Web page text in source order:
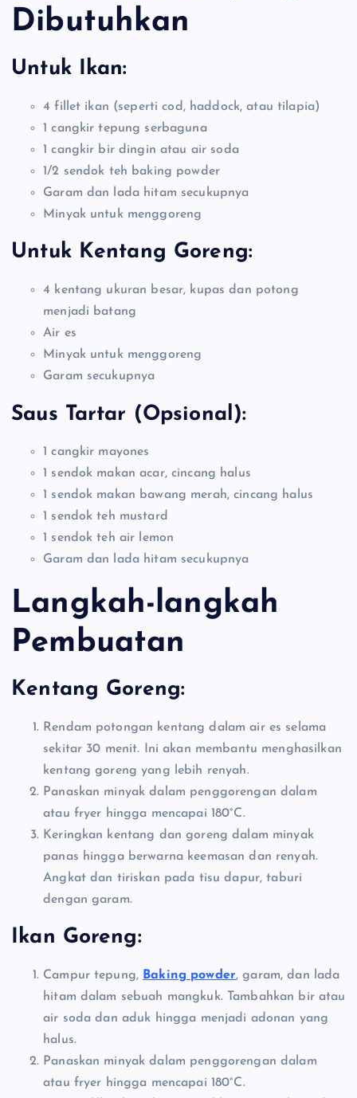
Dibutuhkan
Untuk Ikan:
4 fillet ikan (seperti cod, haddock, atau tilapia)
1 cangkir tepung serbaguna
1 cangkir bir dingin atau air soda
1/2 sendok teh baking powder
Garam dan lada hitam secukupnya
Minyak untuk menggoreng
Untuk Kentang Goreng:
4 kentang ukuran besar, kupas dan potong
menjadi batang
Air es
Minyak untuk menggoreng
Garam secukupnya
Saus Tartar (Opsional):
1 cangkir mayones
1 sendok makan acar, cincang halus
1 sendok makan bawang merah, cincang halus
1 sendok teh mustard
1 sendok teh air lemon
Garam dan lada hitam secukupnya
Langkah-langkah
Pembuatan
Kentang Goreng:
Rendam potongan kentang dalam air es selama
sekitar 30 menit. Ini akan membantu menghasilkan
kentang goreng yang lebih renyah.
Panaskan minyak dalam penggorengan dalam
atau fryer hingga mencapai 180°C.
Keringkan kentang dan goreng dalam minyak
panas hingga berwarna keemasan dan renyah.
Angkat dan tiriskan pada tisu dapur, taburi
dengan garam.
Ikan Goreng:
Campur tepung, Baking powder, garam, dan lada
hitam dalam sebuah mangkuk. Tambahkan bir atau
air soda dan aduk hingga menjadi adonan yang
halus.
Panaskan minyak dalam penggorengan dalam
atau fryer hingga mencapai 180°C.